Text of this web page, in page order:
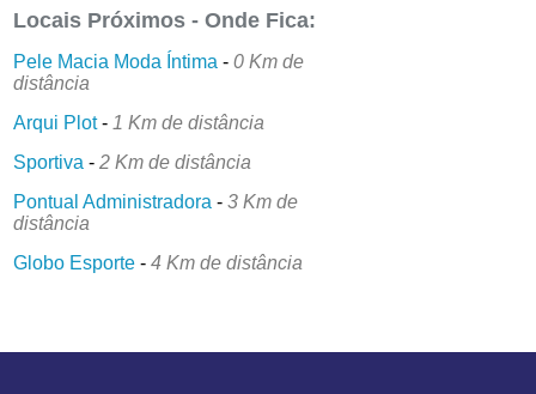
Locais Próximos - Onde Fica:
Pele Macia Moda Íntima -0 Km de
distância
Arqui Plot- 1 Km de distância
Sportiva -2 Km de distância
Pontual Administradora -3 Km de
distância
Globo Esporte -4 Km de distância